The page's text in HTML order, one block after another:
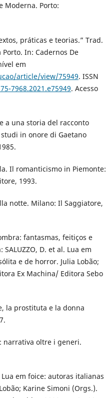
Moderna. Porto:
práticas e teorias.” Trad.
In: Cadernos De
em
article/view/75949. ISSN
7968.2021.e75949. Acesso
a una storia del racconto
in onore di Gaetano
Il romanticismo in Piemonte:
1993.
notte. Milano: Il Saggiatore,
fantasmas, feitiços e
D. et al. Lua em
e de horror. Julia Lobão;
Ex Machina/ Editora Sebo
la prostituta e la donna
narrativa oltre i generi.
Lua em foice: autoras italianas
Karine Simoni (Orgs.).